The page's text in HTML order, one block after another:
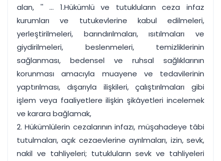
alan, '' ... 1.Hükümlü ve tutukluların ceza infaz
kurumları ve tutukevlerine kabul edilmeleri,
yerleştirilmeleri, barındırılmaları, ısıtılmaları ve
giydirilmeleri, beslenmeleri, temizliklerinin
sağlanması, bedensel ve ruhsal sağlıklarının
korunması amacıyla muayene ve tedavilerinin
yaptırılması, dışarıyla ilişkileri, çalıştırılmaları gibi
işlem veya faaliyetlere ilişkin şikâyetleri incelemek
ve karara bağlamak,
2. Hükümlülerin cezalarının infazı, müşahadeye tâbi
tutulmaları, açık cezaevlerine ayrılmaları, izin, sevk,
nakil ve tahliyeleri; tutukluların sevk ve tahliyeleri